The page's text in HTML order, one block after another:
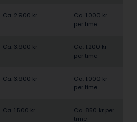
Ca. 2.900 kr
Ca. 1.000 kr
per time
Ca. 3.900 kr
Ca. 1.200 kr
per time
Ca. 3.900 kr
Ca. 1.000 kr
per time
Ca. 1.500 kr
Ca. 850 kr per
time